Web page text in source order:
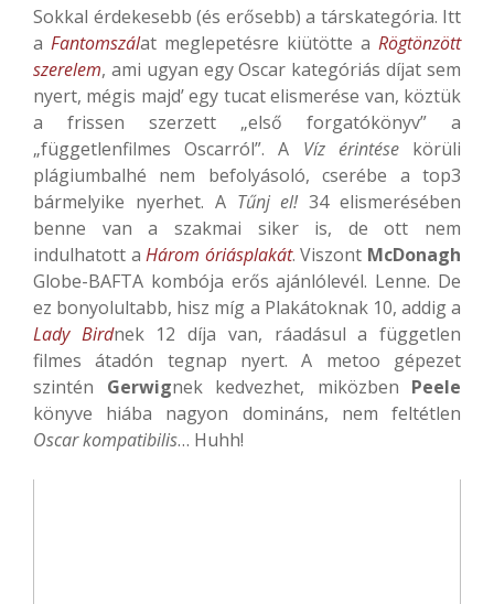
Sokkal érdekesebb (és erősebb) a társkategória. Itt
a Fantomszálat meglepetésre kiütötte a Rögtönzött
szerelem, ami ugyan egy Oscar kategóriás díjat sem
nyert, mégis majd’ egy tucat elismerése van, köztük
a frissen szerzett „első forgatókönyv” a
„függetlenfilmes Oscarról”. A Víz érintésekörüli
plágiumbalhé nem befolyásoló, cserébe a top3
bármelyike nyerhet. A Tűnj el!34 elismerésében
benne van a szakmai siker is, de ott nem
indulhatott aHárom óriásplakát. Viszont McDonagh
Globe-BAFTA kombója erős ajánlólevél. Lenne. De
ez bonyolultabb, hisz míg a Plakátoknak 10, addig a
Lady Birdnek 12 díja van, ráadásul a független
filmes átadón tegnap nyert. A metoo gépezet
szintén Gerwignek kedvezhet, miközben Peele
könyve hiába nagyon domináns, nem feltétlen
Oscar kompatibilis… Huhh!